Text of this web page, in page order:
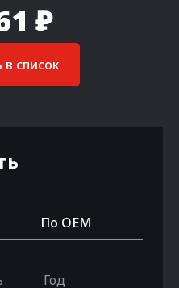
₽
список
По OEM
Год